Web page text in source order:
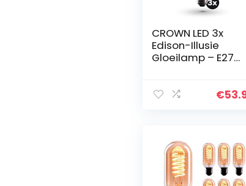
CROWN LED 3x
Edison-Illusie
Gloeilamp – E27
Wit 230 V, EL26 –
€